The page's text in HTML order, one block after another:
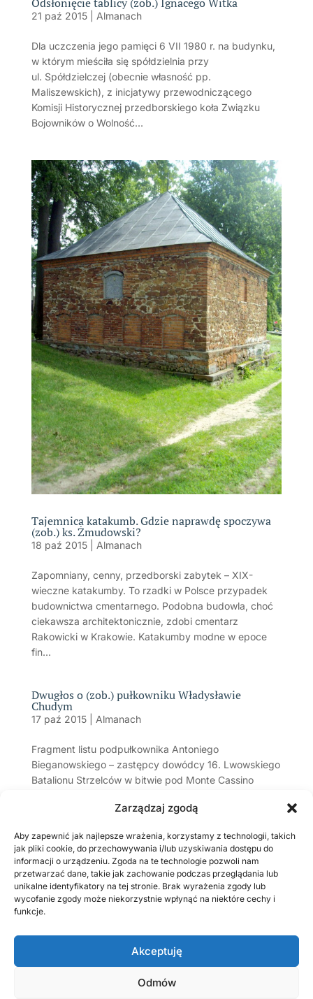
Zarządzaj zgodą
Aby zapewnić jak najlepsze wrażenia, korzystamy z technologii, takich
jak pliki cookie, do przechowywania i/lub uzyskiwania dostępu do
informacji o urządzeniu. Zgoda na te technologie pozwoli nam
przetwarzać dane, takie jak zachowanie podczas przeglądania lub
unikalne identyfikatory na tej stronie. Brak wyrażenia zgody lub
wycofanie zgody może niekorzystnie wpłynąć na niektóre cechy i
funkcje.
Akceptuję
Odmów
21 paź 2015| Almanach
Dla uczczenia jego pamięci 6 VII 1980 r. na budynku,
w którym mieściła się spółdzielnia przy
ul. Spółdzielczej (obecnie własność pp.
Maliszewskich), z inicjatywy przewodniczącego
Komisji Historycznej przedborskiego koła Związku
Bojowników o Wolność...
Tajemnica katakumb. Gdzie naprawdę spoczywa
(zob.) ks. Żmudowski?
18 paź 2015| Almanach
Zapomniany, cenny, przedborski zabytek – XIX-
wieczne katakumby. To rzadki w Polsce przypadek
budownictwa cmentarnego. Podobna budowla, choć
ciekawsza architektonicznie, zdobi cmentarz
Rakowicki w Krakowie. Katakumby modne w epoce
fin...
Dwugłos o (zob.) pułkowniku Władysławie
Chudym
17 paź 2015| Almanach
Fragment listu podpułkownika Antoniego
Bieganowskiego – zastępcy dowódcy 16. Lwowskiego
Batalionu Strzelców w bitwie pod Monte Cassino
Tradycji POW w Bydgoszczy z 27.08.1995 r.,...
Strona 10 z 11
«
Pierwsza
« ... 7 8 9 10 11 »
Ostatnio dodane
W sutannie i ze strzelbą
OLSZEWSKI Feliks Antoni (1892-1920), żandarm
Pamiętnik burmistrza miasta Przedborza Konstantego
Kozakiewicza. Suplement (1)